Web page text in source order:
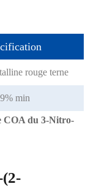
rouge terne
min
COA du 3-Nitro-